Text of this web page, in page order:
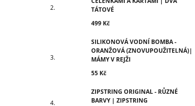
TÁTOVÉ
499 Kč
SILIKONOVÁ VODNÍ BOMBA -
ORANŽOVÁ (ZNOVUPOUŽITELNÁ)|
MÁMY V REJŽI
55 Kč
ZIPSTRING ORIGINAL - RŮZNÉ
BARVY | ZIPSTRING